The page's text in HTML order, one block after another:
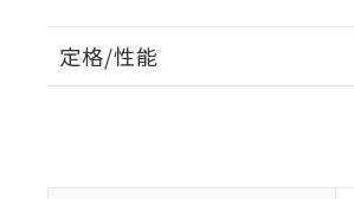
定格/性能